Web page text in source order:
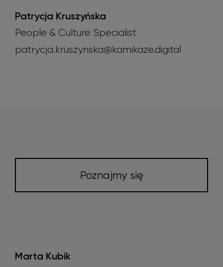
Patrycja Kruszyńska
People & Culture Specialist
patrycja.kruszynska@kamikaze.digital
Poznajmy się
Marta Kubik